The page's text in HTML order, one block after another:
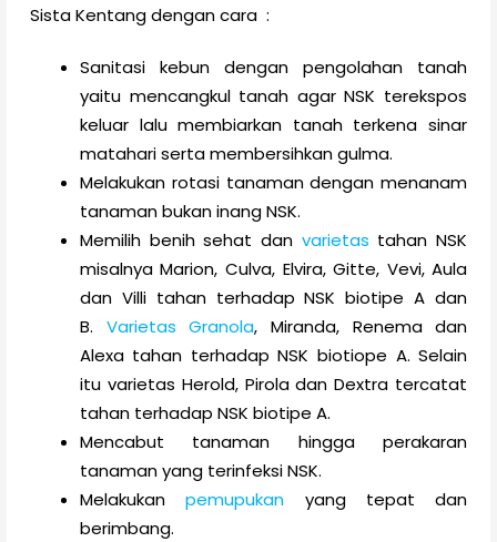
Sista Kentang dengan cara :
Sanitasi kebun dengan pengolahan tanah
yaitu mencangkul tanah agar NSK terekspos
keluar lalu membiarkan tanah terkena sinar
matahari serta membersihkan gulma.
Melakukan rotasi tanaman dengan menanam
tanaman bukan inang NSK.
Memilih benih sehat dan varietas tahan NSK
misalnya Marion, Culva, Elvira, Gitte, Vevi, Aula
dan Villi tahan terhadap NSK biotipe A dan
B. Varietas Granola, Miranda, Renema dan
Alexa tahan terhadap NSK biotiope A. Selain
itu varietas Herold, Pirola dan Dextra tercatat
tahan terhadap NSK biotipe A.
Mencabut tanaman hingga perakaran
tanaman yang terinfeksi NSK.
Melakukanpemupukan yang tepat dan
berimbang.